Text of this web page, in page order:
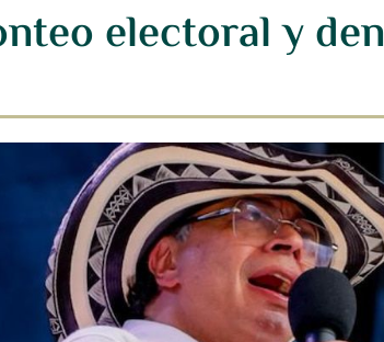
electoral y